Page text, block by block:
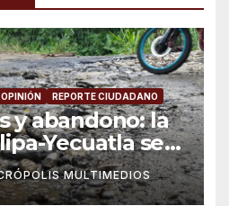
OPINIÓN REPORTE CIUDADANO
y abandono: la
Yecuatla se
riesgo diario
MULTIMEDIOS